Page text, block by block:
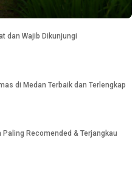
dan Wajib Dikunjungi
di Medan Terbaik dan Terlengkap
Recomended & Terjangkau